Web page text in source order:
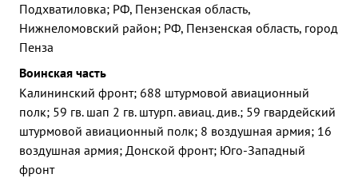
Подхватиловка; РФ, Пензенская область,
Нижнеломовский район; РФ, Пензенская область, город
Пенза
Воинская часть
Калининский фронт; 688 штурмовой авиационный
полк; 59 гв. шап 2 гв. штурп. авиац. див.; 59 гвардейский
штурмовой авиационный полк; 8 воздушная армия; 16
воздушная армия; Донской фронт; Юго-Западный
фронт